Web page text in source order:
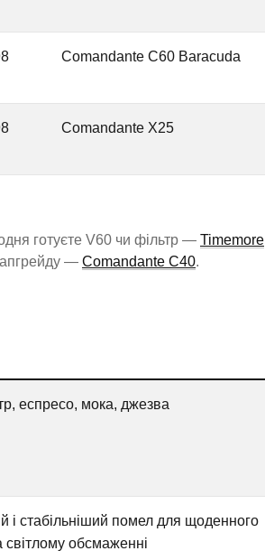
Comandante C60 Baracuda
Comandante X25
готуєте V60 чи фільтр — Timemore
— Comandante C40.
еспресо, мока, джезва
стабільніший помел для щоденного
обсмаженні